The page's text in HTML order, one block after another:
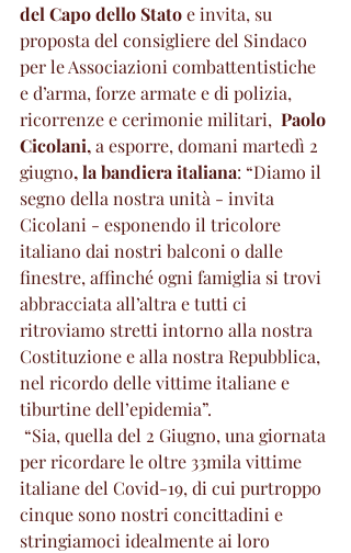
del Capo dello Stato e invita, su
proposta del consigliere del Sindaco
per le Associazioni combattentistiche
e d’arma, forze armate e di polizia,
ricorrenze e cerimonie militari, Paolo
Cicolani, a esporre, domani martedì 2
giugno, la bandiera italiana: “Diamo il
segno della nostra unità - invita
Cicolani - esponendo il tricolore
italiano dai nostri balconi o dalle
finestre, affinché ogni famiglia si trovi
abbracciata all’altra e tutti ci
ritroviamo stretti intorno alla nostra
Costituzione e alla nostra Repubblica,
nel ricordo delle vittime italiane e
tiburtine dell’epidemia”.
per ricordare le oltre 33mila vittime
italiane del Covid-19, di cui purtroppo
cinque sono nostri concittadini e
stringiamoci idealmente ai loro